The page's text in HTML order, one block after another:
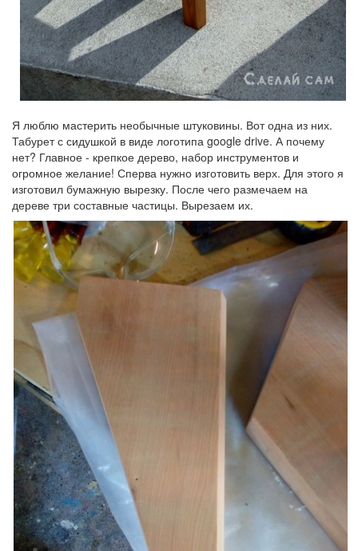
Я люблю мастерить необычные штуковины. Вот одна из них.
Табурет с сидушкой в виде логотипа google drive. А почему
нет? Главное - крепкое дерево, набор инструментов и
огромное желание! Сперва нужно изготовить верх. Для этого я
изготовил бумажную вырезку. После чего размечаем на
дереве три составные частицы. Вырезаем их.